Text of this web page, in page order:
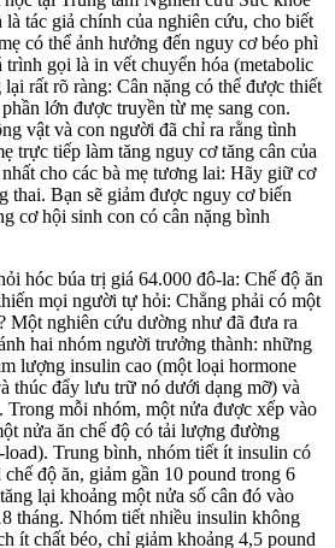
là tác giả chính của nghiên cứu, cho biết
có thể ảnh hưởng đến nguy cơ béo phì
trình gọi là in vết chuyển hóa (metabolic
rất rõ ràng: Cân nặng có thể được thiết
lớn được truyền từ mẹ sang con.
vật và con người đã chỉ ra rằng tình
trực tiếp làm tăng nguy cơ tăng cân của
cho các bà mẹ tương lai: Hãy giữ cơ
thai. Bạn sẽ giảm được nguy cơ biến
cơ hội sinh con có cân nặng bình
hóc búa trị giá 64.000 đô-la: Chế độ ăn
mọi người tự hỏi: Chẳng phải có một
Một nghiên cứu dường như đã đưa ra
hai nhóm người trưởng thành: những
lượng insulin cao (một loại hormone
thúc đẩy lưu trữ nó dưới dạng mỡ) và
mỗi nhóm, một nửa được xếp vào
nửa ăn chế độ có tải lượng đường
Trung bình, nhóm tiết ít insulin có
độ ăn, giảm gần 10 pound trong 6
lại khoảng một nửa số cân đó vào
tháng. Nhóm tiết nhiều insulin không
ít chất béo, chỉ giảm khoảng 4,5 pound